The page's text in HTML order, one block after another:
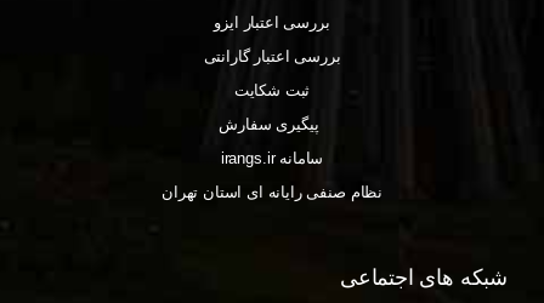
بررسی اعتبار ایزو
بررسی اعتبار گارانتی
ثبت شکایت
پیگیری سفارش
سامانه irangs.ir
نظام صنفی رایانه ای استان تهران
شبکه های اجتماعی